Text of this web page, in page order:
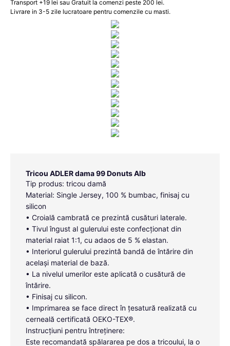
Transport +19 lei sau Gratuit la comenzi peste 200 lei.
Livrare in 3-5 zile lucratoare pentru comenzile cu masti.
Tricou ADLER dama 99 Donuts Alb
Tip produs: tricou damă
Material: Single Jersey, 100 % bumbac, finisaj cu
silicon
• Croială cambrată ce prezintă cusături laterale.
• Tivul îngust al gulerului este confecționat din
material raiat 1:1, cu adaos de 5 % elastan.
• Interiorul gulerului prezintă bandă de întărire din
același material de bază.
• La nivelul umerilor este aplicată o cusătură de
întărire.
• Finisaj cu silicon.
• Imprimarea se face direct în țesatură realizată cu
cerneală certificată OEKO-TEX®.
Instrucțiuni pentru întreținere:
Este recomandată spălararea pe dos a tricoului, la o